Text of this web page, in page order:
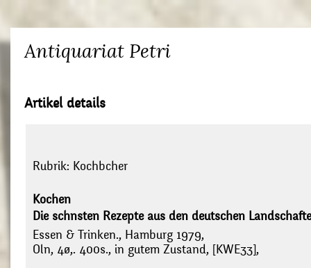
Antiquariat Petri
Artikel details
Rubrik: Kochbcher
Kochen
Die schnsten Rezepte aus den deutschen
Essen & Trinken., Hamburg 1979,
Oln, 4ø,. 400s., in gutem Zustand, [KWE33],